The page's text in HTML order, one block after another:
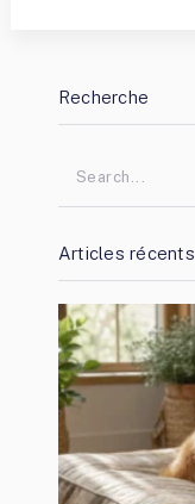
Recherche
Articles récents